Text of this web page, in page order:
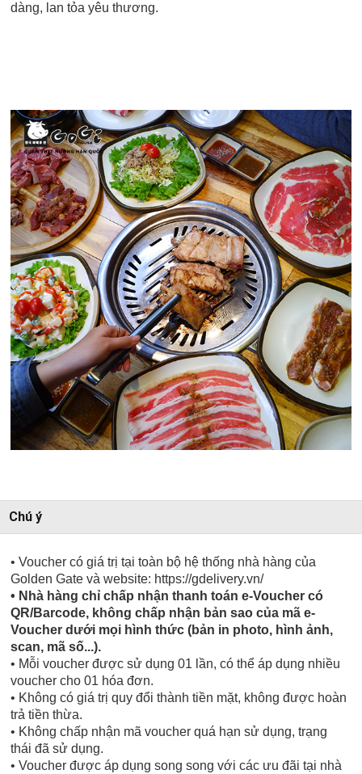
dàng, lan tỏa yêu thương.
Chú ý
• Voucher có giá trị tại toàn bộ hệ thống nhà hàng của
Golden Gate và website: https://gdelivery.vn/
• Nhà hàng chỉ chấp nhận thanh toán e-Voucher có
QR/Barcode, không chấp nhận bản sao của mã e-
Voucher dưới mọi hình thức (bản in photo, hình ảnh,
scan, mã số...).
• Mỗi voucher được sử dụng 01 lần, có thể áp dụng nhiều
voucher cho 01 hóa đơn.
• Không có giá trị quy đổi thành tiền mặt, không được hoàn
trả tiền thừa.
• Không chấp nhận mã voucher quá hạn sử dụng, trạng
thái đã sử dụng.
• Voucher được áp dụng song song với các ưu đãi tại nhà